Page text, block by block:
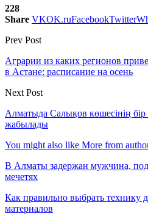
228
Share VKOK.ruFacebookTwitter
Prev Post
Аграрии из каких регионов
в Астане: расписание на осень
Next Post
Алматыда Салықов көшесінің бір
жабылады
You might also like More from
В Алматы задержан мужчина,
мечетях
Как правильно выбрать технику
материалов